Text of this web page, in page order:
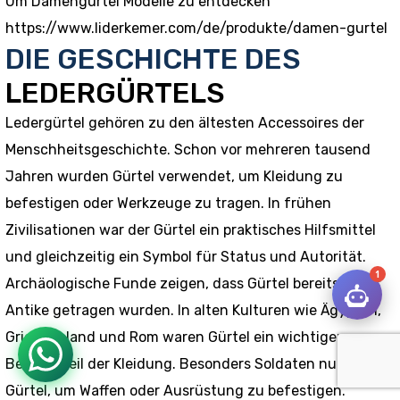
https://www.liderkemer.com/de/produkte/damen-gurtel
DIE GESCHICHTE DES
LEDERGÜRTELS
Ledergürtel gehören zu den ältesten Accessoires der
Menschheitsgeschichte. Schon vor mehreren tausend
Jahren wurden Gürtel verwendet, um Kleidung zu
befestigen oder Werkzeuge zu tragen. In frühen
Zivilisationen war der Gürtel ein praktisches Hilfsmittel
und gleichzeitig ein Symbol für Status und Autorität.
Archäologische Funde zeigen, dass Gürtel bereits in der
Antike getragen wurden. In alten Kulturen wie Ägypten,
Griechenland und Rom waren Gürtel ein wichtiger
Bestandteil der Kleidung. Besonders Soldaten nutzten
Gürtel, um Waffen oder Ausrüstung zu befestigen.
1